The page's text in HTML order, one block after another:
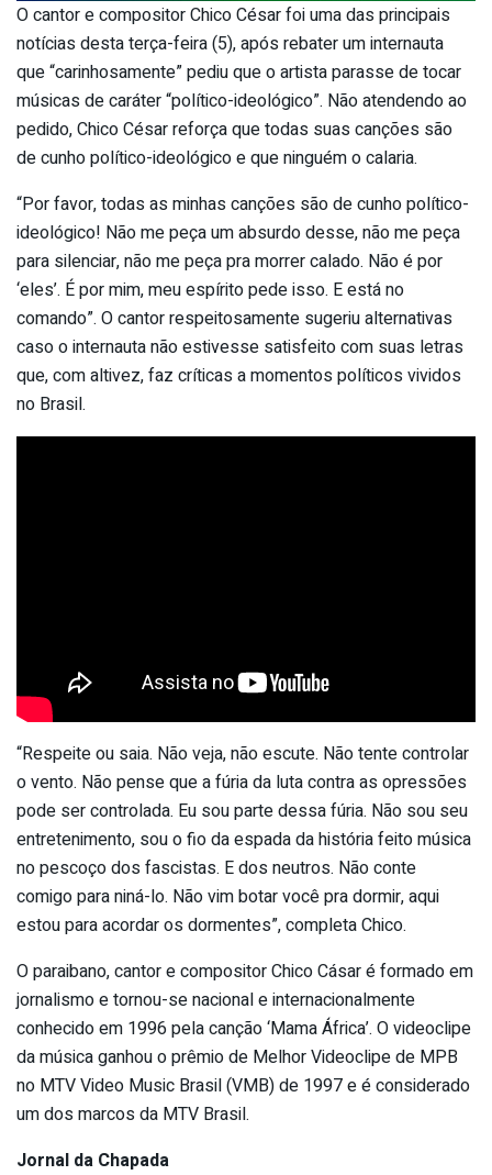
O cantor e compositor Chico César foi uma das principais
notícias desta terça-feira (5), após rebater um internauta
que “carinhosamente” pediu que o artista parasse de tocar
músicas de caráter “político-ideológico”. Não atendendo ao
pedido, Chico César reforça que todas suas canções são
de cunho político-ideológico e que ninguém o calaria.
“Por favor, todas as minhas canções são de cunho político-
ideológico! Não me peça um absurdo desse, não me peça
para silenciar, não me peça pra morrer calado. Não é por
‘eles’. É por mim, meu espírito pede isso. E está no
comando”. O cantor respeitosamente sugeriu alternativas
caso o internauta não estivesse satisfeito com suas letras
que, com altivez, faz críticas a momentos políticos vividos
no Brasil.
“Respeite ou saia. Não veja, não escute. Não tente controlar
o vento. Não pense que a fúria da luta contra as opressões
pode ser controlada. Eu sou parte dessa fúria. Não sou seu
entretenimento, sou o fio da espada da história feito música
no pescoço dos fascistas. E dos neutros. Não conte
comigo para niná-lo. Não vim botar você pra dormir, aqui
estou para acordar os dormentes”, completa Chico.
O paraibano, cantor e compositor Chico Cásar é formado em
jornalismo e tornou-se nacional e internacionalmente
conhecido em 1996 pela canção ‘Mama África’. O videoclipe
da música ganhou o prêmio de Melhor Videoclipe de MPB
no MTV Video Music Brasil (VMB) de 1997 e é considerado
um dos marcos da MTV Brasil.
Jornal da Chapada